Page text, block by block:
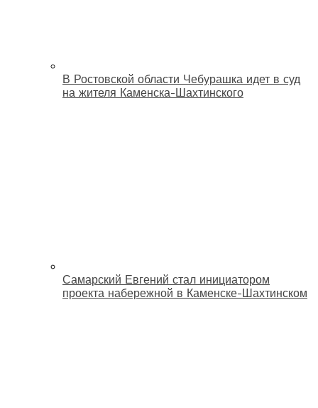
В Ростовской области Чебурашка идет в суд
на жителя Каменска-Шахтинского
Самарский Евгений стал инициатором
проекта набережной в Каменске-Шахтинском